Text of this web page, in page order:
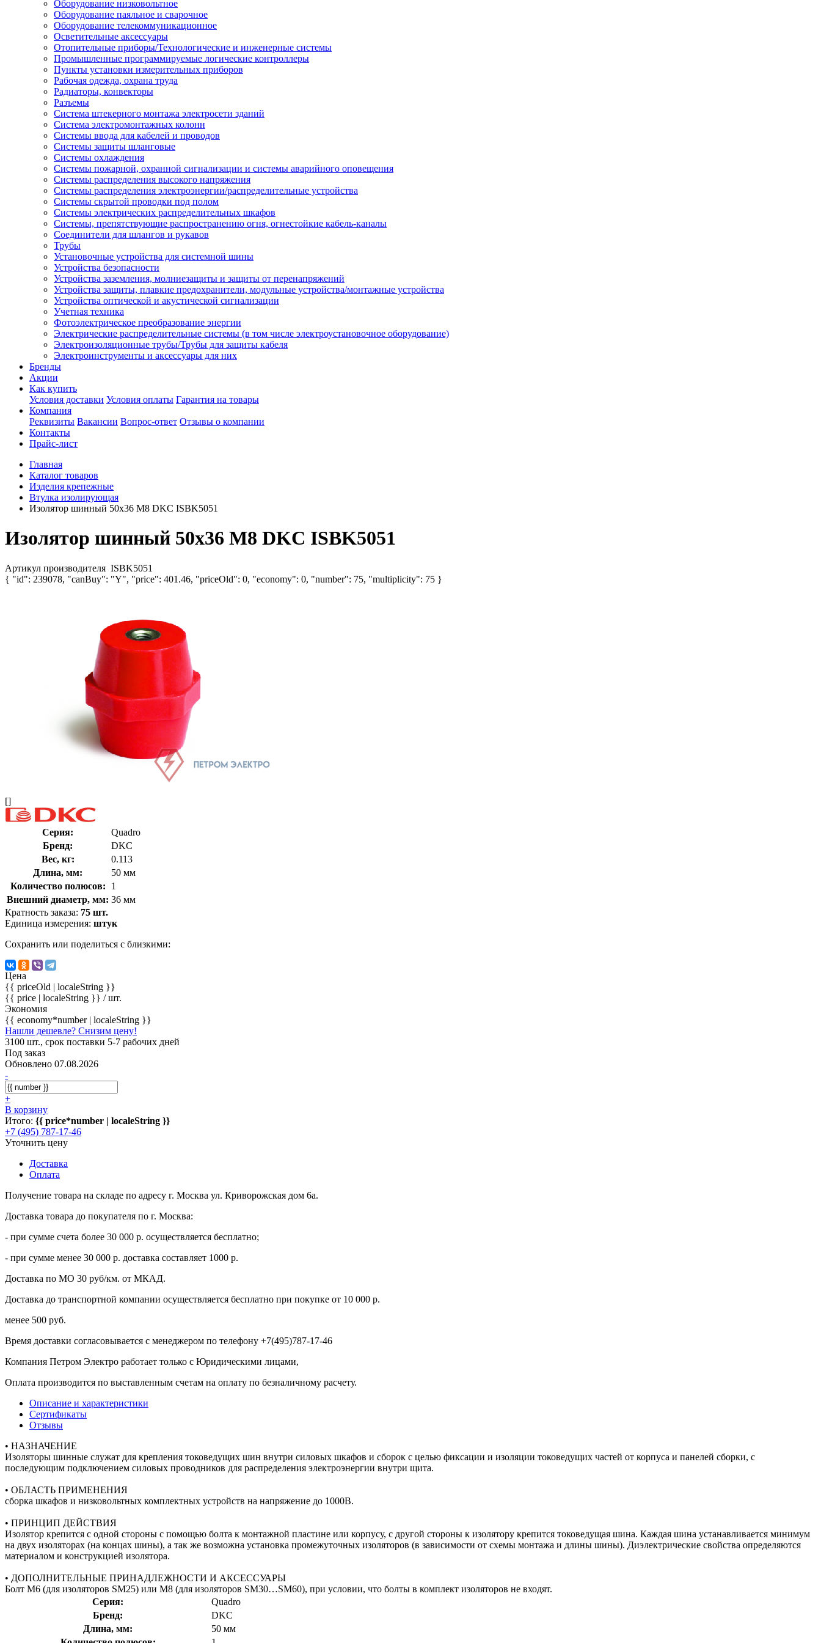
Оборудование низковольтное
Оборудование паяльное и сварочное
Оборудование телекоммуникационное
Осветительные аксессуары
Отопительные приборы/Технологические и инженерные системы
Промышленные программируемые логические контроллеры
Пункты установки измерительных приборов
Рабочая одежда, охрана труда
Радиаторы, конвекторы
Разъемы
Система штекерного монтажа электросети зданий
Система электромонтажных колонн
Системы ввода для кабелей и проводов
Системы защиты шланговые
Системы охлаждения
Системы пожарной, охранной сигнализации и системы аварийного оповещения
Системы распределения высокого напряжения
Системы распределения электроэнергии/распределительные устройства
Системы скрытой проводки под полом
Системы электрических распределительных шкафов
Системы, препятствующие распространению огня, огнестойкие кабель-каналы
Соединители для шлангов и рукавов
Трубы
Установочные устройства для системной шины
Устройства безопасности
Устройства заземления, молниезащиты и защиты от перенапряжений
Устройства защиты, плавкие предохранители, модульные устройства/монтажные устройства
Устройства оптической и акустической сигнализации
Учетная техника
Фотоэлектрическое преобразование энергии
Электрические распределительные системы (в том числе электроустановочное оборудование)
Электроизоляционные трубы/Трубы для защиты кабеля
Электроинструменты и аксессуары для них
Бренды
Акции
Как купить
Условия доставки Условия оплаты Гарантия на товары
Компания
Реквизиты Вакансии Вопрос-ответ Отзывы о компании
Контакты
Прайс-лист
Главная
Каталог товаров
Изделия крепежные
Втулка изолирующая
Изолятор шинный 50х36 M8 DKC ISBK5051
Изолятор шинный 50х36 M8 DKC ISBK5051
Артикул производителя ISBK5051
{ "id": 239078, "canBuy": "Y", "price": 401.46, "priceOld": 0, "economy": 0, "number": 75, "multiplicity": 75 }
[]
Серия:
Quadro
Бренд:
DKC
Вес, кг:
0.113
Длина, мм:
50 мм
Количество полюсов:
1
Внешний диаметр, мм: 36 мм
Кратность заказа: 75 шт.
Единица измерения: штук
Сохранить или поделиться с близкими:
Цена
{{ priceOld | localeString }}
{{ price | localeString }} / шт.
Экономия
{{ economy*number | localeString }}
Нашли дешевле? Снизим цену!
3100 шт., срок поставки 5-7 рабочих дней
Под заказ
Обновлено 07.08.2026
-
+
В корзину
Итого: {{ price*number | localeString }}
+7 (495) 787-17-46
Уточнить цену
Доставка
Оплата
Получение товара на складе по адресу г. Москва ул. Криворожская дом 6а.
Доставка товара до покупателя по г. Москва:
- при сумме счета более 30 000 р. осуществляется бесплатно;
- при сумме менее 30 000 р. доставка составляет 1000 р.
Доставка по МО 30 руб/км. от МКАД.
Доставка до транспортной компании осуществляется бесплатно при покупке от 10 000 р.
менее 500 руб.
Время доставки согласовывается с менеджером по телефону +7(495)787-17-46
Компания Петром Электро работает только с Юридическими лицами,
Оплата производится по выставленным счетам на оплату по безналичному расчету.
Описание и характеристики
Сертификаты
Отзывы
• НАЗНАЧЕНИЕ
Изоляторы шинные служат для крепления токоведущих шин внутри силовых шкафов и сборок с целью фиксации и изоляции токоведущих частей от корпуса и панелей сборки, с
последующим подключением силовых проводников для распределения электроэнергии внутри щита.
• ОБЛАСТЬ ПРИМЕНЕНИЯ
сборка шкафов и низковольтных комплектных устройств на напряжение до 1000В.
• ПРИНЦИП ДЕЙСТВИЯ
Изолятор крепится с одной стороны с помощью болта к монтажной пластине или корпусу, с другой стороны к изолятору крепится токоведущая шина. Каждая шина устанавливается минимум
на двух изоляторах (на концах шины), а так же возможна установка промежуточных изоляторов (в зависимости от схемы монтажа и длины шины). Диэлектрические свойства определяются
материалом и конструкцией изолятора.
• ДОПОЛНИТЕЛЬНЫЕ ПРИНАДЛЕЖНОСТИ И АКСЕССУАРЫ
Болт М6 (для изоляторов SM25) или М8 (для изоляторов SM30…SM60), при условии, что болты в комплект изоляторов не входят.
Серия:
Quadro
Бренд:
DKC
Длина, мм:
50 мм